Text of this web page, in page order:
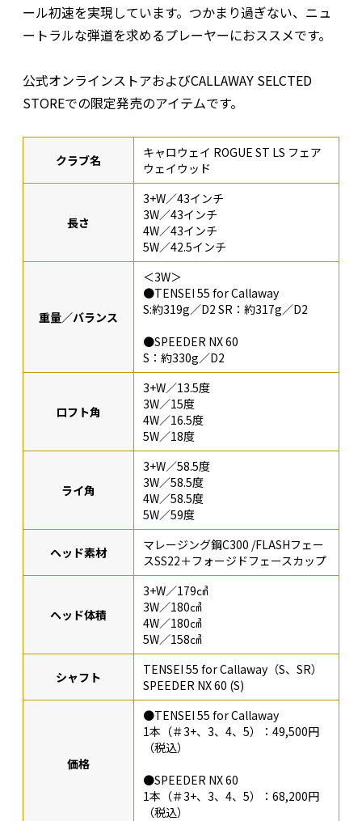
ール初速を実現しています。つかまり過ぎない、ニュ
ートラルな弾道を求めるプレーヤーにおススメです。
公式オンラインストアおよびCALLAWAY SELCTED
STOREでの限定発売のアイテムです。
クラブ名
キャロウェイ ROGUE ST LS フェア
ウェイウッド
長さ
3+W／43インチ
3W／43インチ
4W／43インチ
5W／42.5インチ
重量／バランス
＜3W＞
●TENSEI 55 for Callaway
S:約319g／D2 SR：約317g／D2
●SPEEDER NX 60
S：約330g／D2
ロフト角
3+W／13.5度
3W／15度
4W／16.5度
5W／18度
ライ角
3+W／58.5度
3W／58.5度
4W／58.5度
5W／59度
ヘッド素材
マレージング鋼C300 /FLASHフェー
スSS22＋フォージドフェースカップ
ヘッド体積
3+W／179㎤
3W／180㎤
4W／180㎤
5W／158㎤
シャフト
TENSEI 55 for Callaway（S、SR）
SPEEDER NX 60 (S)
価格
●TENSEI 55 for Callaway
1本（＃3+、3、4、5）：49,500円
（税込）
●SPEEDER NX 60
1本（＃3+、3、4、5）：68,200円
（税込）